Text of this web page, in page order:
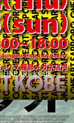
ONEART KOBE」